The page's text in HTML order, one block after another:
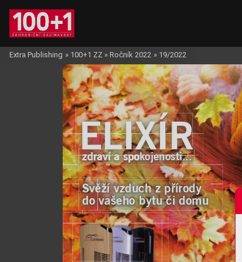
ELIXÍR
ELIXÍR
ELIXÍR
zdraví a spokojenosti...
Svěží vzduch z přírody
do vašeho bytu či domu
Extra Publishing » 100+1 ZZ » Ročník 2022 » 19/2022